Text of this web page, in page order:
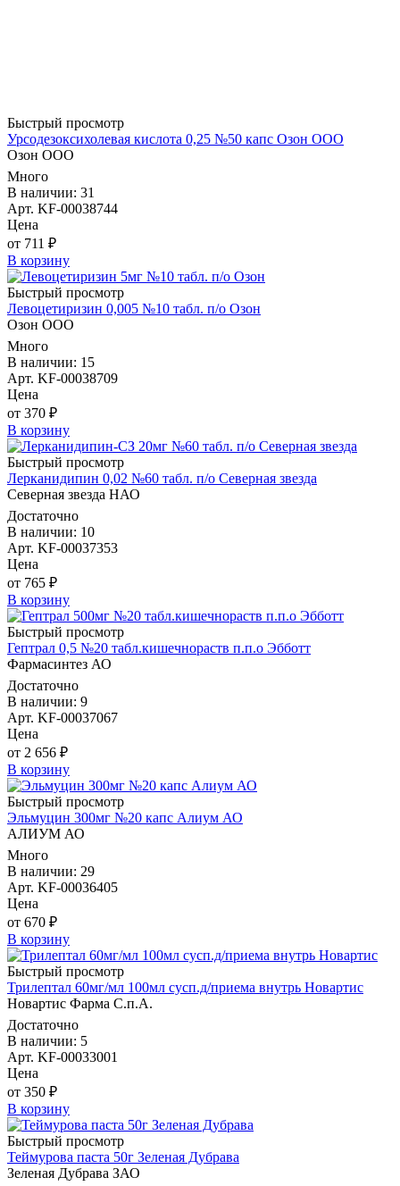
Быстрый просмотр
Урсодезоксихолевая кислота 0,25 №50 капс Озон ООО
Озон ООО
Много
В наличии: 31
Арт. KF-00038744
Цена
от 711 ₽
В корзину
Быстрый просмотр
Левоцетиризин 0,005 №10 табл. п/о Озон
Озон ООО
Много
В наличии: 15
Арт. KF-00038709
Цена
от 370 ₽
В корзину
Быстрый просмотр
Лерканидипин 0,02 №60 табл. п/о Северная звезда
Северная звезда НАО
Достаточно
В наличии: 10
Арт. KF-00037353
Цена
от 765 ₽
В корзину
Быстрый просмотр
Гептрал 0,5 №20 табл.кишечнораств п.п.о Эбботт
Фармасинтез АО
Достаточно
В наличии: 9
Арт. KF-00037067
Цена
от 2 656 ₽
В корзину
Быстрый просмотр
Эльмуцин 300мг №20 капс Алиум АО
АЛИУМ АО
Много
В наличии: 29
Арт. KF-00036405
Цена
от 670 ₽
В корзину
Быстрый просмотр
Трилептал 60мг/мл 100мл сусп.д/приема внутрь Новартис
Новартис Фарма С.п.А.
Достаточно
В наличии: 5
Арт. KF-00033001
Цена
от 350 ₽
В корзину
Быстрый просмотр
Теймурова паста 50г Зеленая Дубрава
Зеленая Дубрава ЗАО